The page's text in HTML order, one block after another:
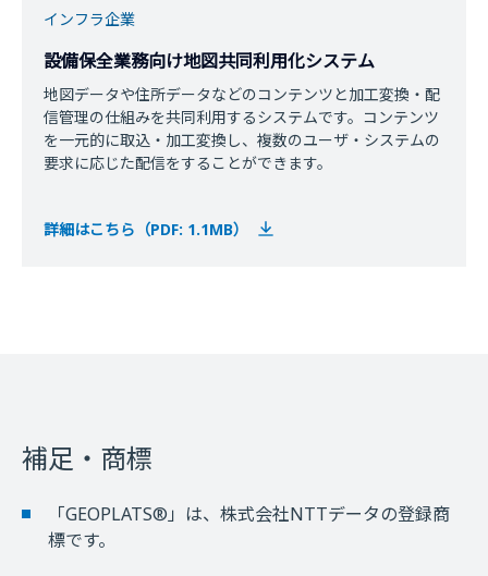
インフラ企業
設備保全業務向け地図共同利用化システム
地図データや住所データなどのコンテンツと加工変換・配
信管理の仕組みを共同利用するシステムです。コンテンツ
を一元的に取込・加工変換し、複数のユーザ・システムの
要求に応じた配信をすることができます。
詳細はこちら（PDF: 1.1MB）
補足・商標
「GEOPLATS®」は、株式会社NTTデータの登録商
標です。